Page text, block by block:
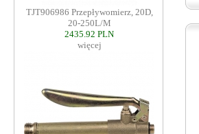
TJT906986 Przepływomierz, 20D,
20-250L/M
2435.92 PLN
więcej